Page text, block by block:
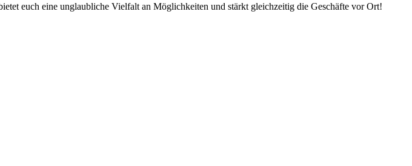
euch eine unglaubliche Vielfalt an Möglichkeiten und stärkt gleichzeitig die Geschäfte vor Ort!